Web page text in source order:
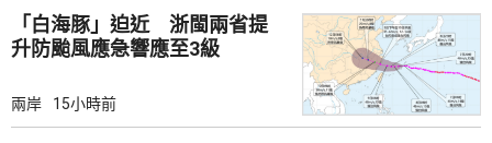
「白海豚」迫近 浙閩兩省提
升防颱風應急響應至3級
兩岸 15小時前